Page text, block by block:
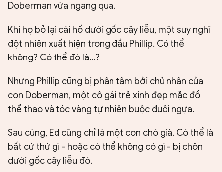
Doberman vừa ngang qua.
Khi họ bỏ lại cái hố dưới gốc cây liễu, một suy nghĩ
đột nhiên xuất hiện trong đầu Phillip. Có thể
không? Có thể đó là...?
Nhưng Phillip cũng bị phân tâm bởi chủ nhân của
con Doberman, một cô gái trẻ xinh đẹp mặc đồ
thể thao và tóc vàng tự nhiên buộc đuôi ngựa.
Sau cùng, Ed cũng chỉ là một con chó già. Có thể là
bất cứ thứ gì - hoặc có thể không có gì - bị chôn
dưới gốc cây liễu đó.